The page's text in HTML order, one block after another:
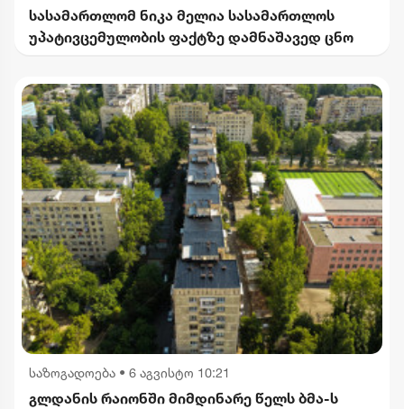
სასამართლომ ნიკა მელია სასამართლოს
უპატივცემულობის ფაქტზე დამნაშავედ ცნო
საზოგადოება • 6 აგვისტო 10:21
გლდანის რაიონში მიმდინარე წელს ბმა-ს